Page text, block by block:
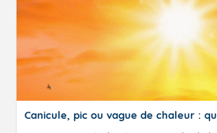
Canicule, pic ou vague de chaleur :